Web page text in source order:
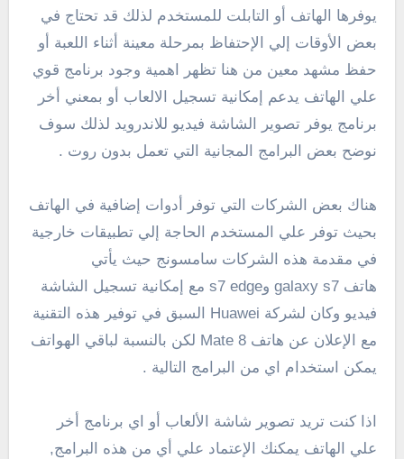
يوفرها الهاتف أو التابلت للمستخدم لذلك قد تحتاج في
بعض الأوقات إلي الإحتفاظ بمرحلة معينة أثناء اللعبة أو
حفظ مشهد معين من هنا تظهر اهمية وجود برنامج قوي
علي الهاتف يدعم إمكانية تسجيل الالعاب أو بمعني أخر
برنامج يوفر تصوير الشاشة فيديو للاندرويد لذلك سوف
نوضح بعض البرامج المجانية التي تعمل بدون روت .
هناك بعض الشركات التي توفر أدوات إضافية في الهاتف
بحيث توفر علي المستخدم الحاجة إلي تطبيقات خارجية
في مقدمة هذه الشركات سامسونج حيث يأتي
هاتف galaxy s7 وs7 edge مع إمكانية تسجيل الشاشة
فيديو وكان لشركة
Huawei السبق في توفير هذه التقنية
مع الإعلان عن هاتف Mate 8 لكن بالنسبة لباقي الهواتف
يمكن استخدام اي من البرامج التالية .
اذا كنت تريد تصوير شاشة الألعاب أو اي برنامج أخر
علي الهاتف يمكنك الإعتماد علي أي من هذه البرامج,